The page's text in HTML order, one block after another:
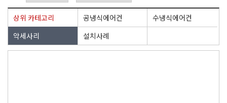
상위 카테고리 공냉식에어컨
수냉식에어컨
악세사리
설치사례